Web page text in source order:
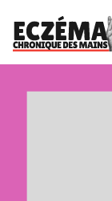
Qu'est-ce que